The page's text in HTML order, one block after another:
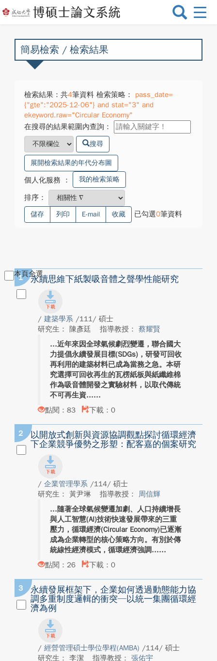
選
換
簡易檢索 / 檢索結果
檢索結果：共4筆資料 檢索策略：
pass_date=
{"gte":"2025-12-06"} and stat="3" and
ekeyword.raw="Circular Economy"
在搜尋的結果範圍內查詢：
搜尋
展開檢索結果的年代分布圖
個人化服務 ： 我的檢索策略
排序：
儲存 列印 E-mail 收藏 已勾選0筆資料
本頁全選
1 永續思維下紙製吸音體之聲學性能研究
/ 建築學系 /111/ 碩士
研究生： 陳彥廷
指導教授： 蔡耀賢
近年來因全球氣候劇烈變遷，聯合國大
力提倡永續發展目標(SDGs)，研發可回收
再利用的建築材料已成為當務之急。本研
究選擇可回收再生的瓦楞紙板與紙纖維棉
作為吸音體開發之實驗材料，以取代傳統
不可再生資...
點閱：83
下載：0
2
以開放式創新與資源協調觀點探討循環經濟
下企業競爭優勢之形塑：配客嘉的個案研究
/ 企業管理學系 /114/ 碩士
研究生： 黃尹琳
指導教授： 周信輝
隨著全球氣候變遷加劇、人口持續增長
與人工智慧(AI)技術快速發展帶來的三重
壓力，循環經濟(Circular Economy)已逐漸
成為企業轉型的核心策略方向。有別於傳
統線性經濟模式，循環經濟強調...
點閱：26
下載：0
3
永續發展框架下，企業如何透過動態能力協
調多重制度邏輯的衝突─以統一集團循環經
濟為例
/ 經營管理碩士學位學程(AMBA) /114/ 碩士
研究生： 李潔
指導教授： 張佑宇